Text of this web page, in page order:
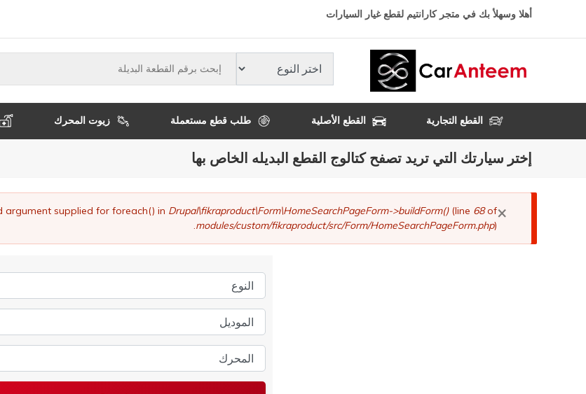
المحتوى
أهلا وسهلأ بك في متجر كارانتيم لقطع غيار السيارات
القطع التجارية القطع الأصلية طلب قطع مستعملة زيوت المحرك
إختر سيارتك التي تريد تصفح كتالوج القطع البديله الخاص بها
×
رسالة
الخطأ
argument supplied for foreach() in Drupal\fikraproduct\Form\HomeSearchPageForm->buildForm()(line 68of
modules/custom/fikraproduct/src/Form/HomeSearchPageForm.php).
النوع
الموديل
المحرك